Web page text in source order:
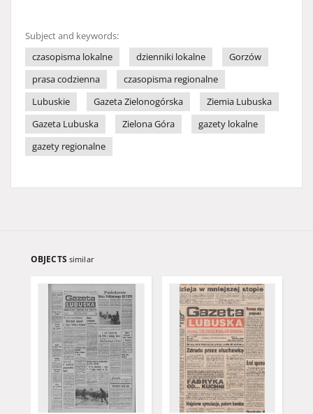
Subject and keywords:
czasopisma lokalne
dzienniki lokalne
Gorzów
prasa codzienna
czasopisma regionalne
Lubuskie
Gazeta Zielonogórska
Ziemia Lubuska
Gazeta Lubuska
Zielona Góra
gazety lokalne
gazety regionalne
OBJECTS similar